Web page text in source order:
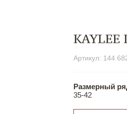
KAYLEE
Артикул: 144
Размерный
35-42